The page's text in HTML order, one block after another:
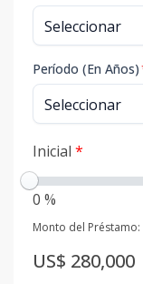
Período (En Años)
Inicial *
0 %
Monto del Préstamo:
US$ 280,000